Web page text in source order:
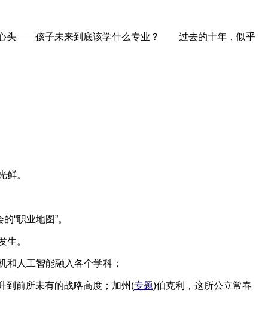
心头——孩子未来到底该学什么专业？ 过去的十年，似乎
。
“职业地图”。
。
人工智能融入各个学科；
前所未有的战略高度；加州(专题)伯克利，这所公立常春